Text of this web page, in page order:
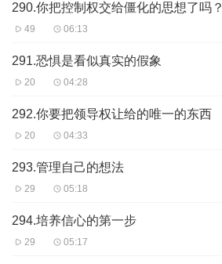
290.你把控制权交给僵化的思想了吗？
49 06:13
291.恐惧是看似真实的假象
20 04:28
292.你要把领导权让给的唯一的东西
20 04:33
293.管理自己的想法
29 05:18
294.培养信心的第一步
29 05:17